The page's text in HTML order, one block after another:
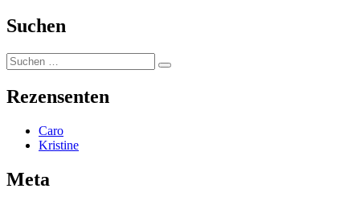
Suchen
Suchen
nach:
Suchen
Rezensenten
Caro
Kristine
Meta